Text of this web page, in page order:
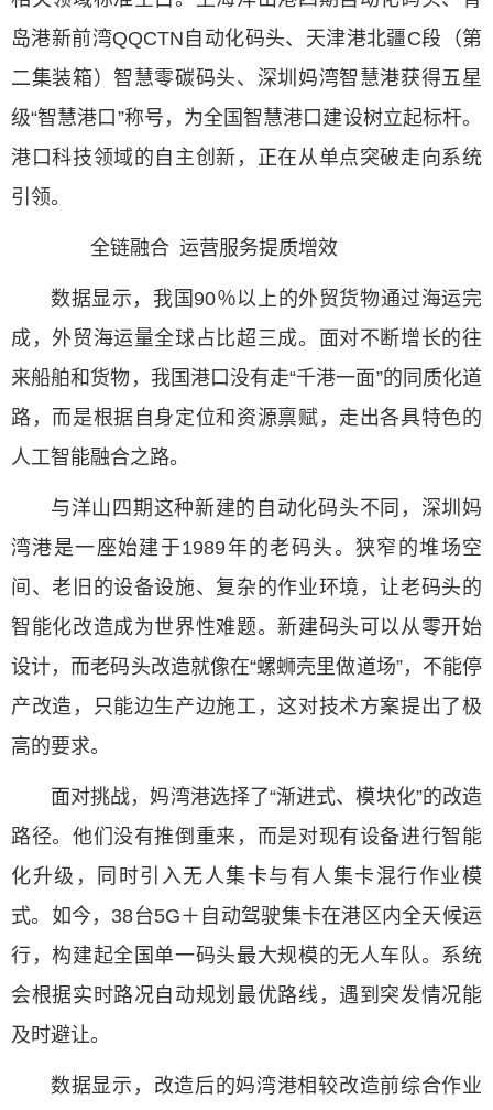
岛港新前湾QQCTN自动化码头、天津港北疆C段（第
二集装箱）智慧零碳码头、深圳妈湾智慧港获得五星
级“智慧港口”称号，为全国智慧港口建设树立起标杆。
港口科技领域的自主创新，正在从单点突破走向系统
引领。
全链融合 运营服务提质增效
数据显示，我国90％以上的外贸货物通过海运完
成，外贸海运量全球占比超三成。面对不断增长的往
来船舶和货物，我国港口没有走“千港一面”的同质化道
路，而是根据自身定位和资源禀赋，走出各具特色的
人工智能融合之路。
与洋山四期这种新建的自动化码头不同，深圳妈
湾港是一座始建于1989年的老码头。狭窄的堆场空
间、老旧的设备设施、复杂的作业环境，让老码头的
智能化改造成为世界性难题。新建码头可以从零开始
设计，而老码头改造就像在“螺蛳壳里做道场”，不能停
产改造，只能边生产边施工，这对技术方案提出了极
高的要求。
面对挑战，妈湾港选择了“渐进式、模块化”的改造
路径。他们没有推倒重来，而是对现有设备进行智能
化升级，同时引入无人集卡与有人集卡混行作业模
式。如今，38台5G＋自动驾驶集卡在港区内全天候运
行，构建起全国单一码头最大规模的无人车队。系统
会根据实时路况自动规划最优路线，遇到突发情况能
及时避让。
数据显示，改造后的妈湾港相较改造前综合作业